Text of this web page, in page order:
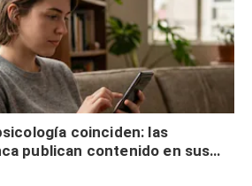
coinciden: las
publican contenido en sus
buscar validación